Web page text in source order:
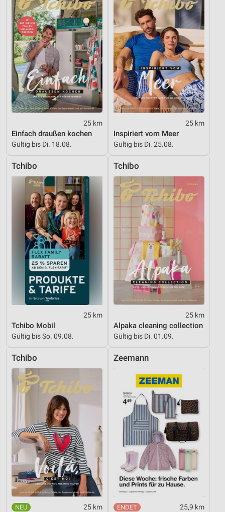
25 km
Einfach draußen kochen
Gültig bis Di. 18.08.
25 km
Inspiriert vom Meer
Gültig bis Di. 25.08.
Tchibo
25 km
Tchibo Mobil
Gültig bis So. 09.08.
Tchibo
25 km
Alpaka cleaning collection
Gültig bis Di. 01.09.
Tchibo
25 km
Zeemann
25,9 km
Funktional
Werbung